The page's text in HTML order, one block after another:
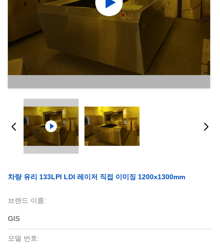
차량 유리 133LPI LDI 레이저 직접 이미징 1200x1300mm
브랜드 이름:
GIS
모델 번호: